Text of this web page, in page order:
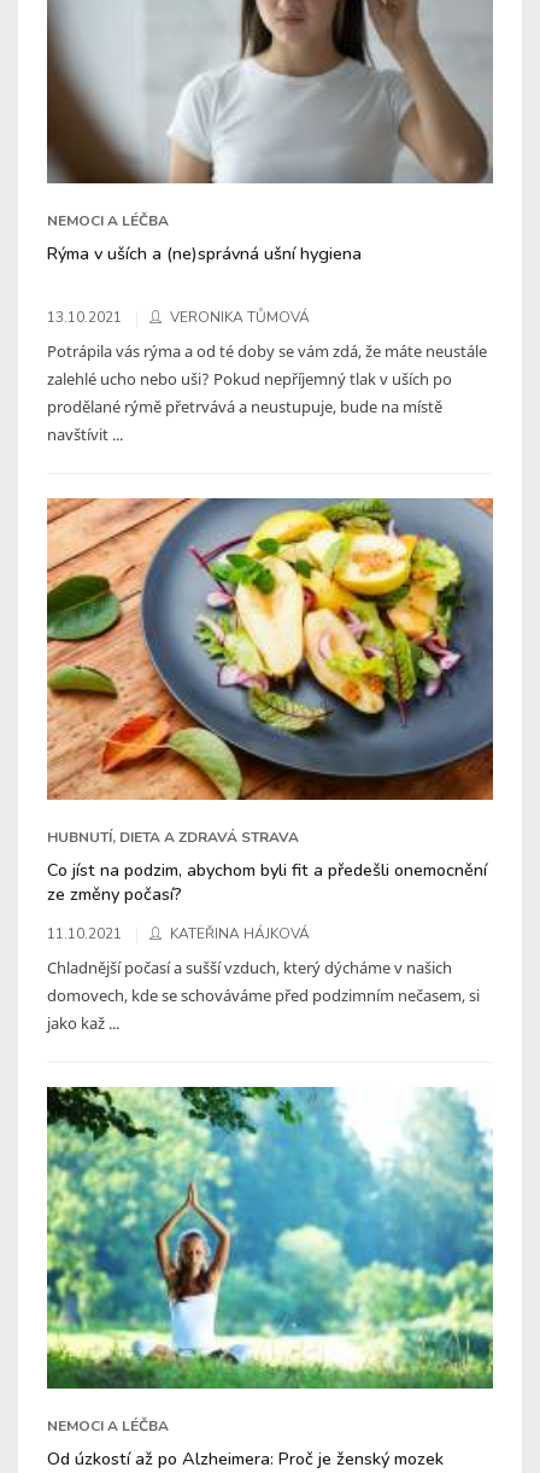
NEMOCI A LÉČBA
Rýma v uších a (ne)správná ušní hygiena
13.10.2021 VERONIKA TŮMOVÁ
Potrápila vás rýma a od té doby se vám zdá, že máte neustále
zalehlé ucho nebo uši? Pokud nepříjemný tlak v uších po
prodělané rýmě přetrvává a neustupuje, bude na místě
navštívit ...
HUBNUTÍ, DIETA A ZDRAVÁ STRAVA
Co jíst na podzim, abychom byli fit a předešli onemocnění
ze změny počasí?
11.10.2021 KATEŘINA HÁJKOVÁ
Chladnější počasí a sušší vzduch, který dýcháme v našich
domovech, kde se schováváme před podzimním nečasem, si
jako kaž ...
NEMOCI A LÉČBA
Od úzkostí až po Alzheimera: Proč je ženský mozek